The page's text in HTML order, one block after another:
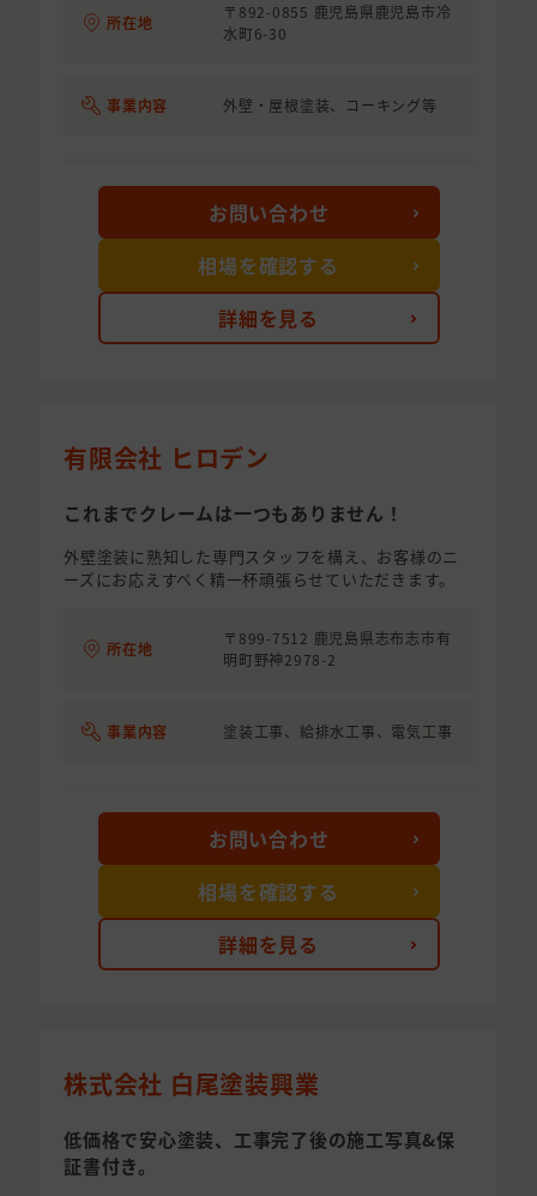
所在地
〒892-0855 鹿児島県鹿児島市冷
水町6-30
事業内容 外壁・屋根塗装、コーキング等
詳細を見る
お問い合わせ
相場を確認する
有限会社 ヒロデン
これまでクレームは一つもありません！
外壁塗装に熟知した専門スタッフを構え、お客様のニ
ーズにお応えすべく精一杯頑張らせていただきます。
所在地
〒899-7512 鹿児島県志布志市有
明町野神2978-2
事業内容 塗装工事、給排水工事、電気工事
詳細を見る
お問い合わせ
相場を確認する
株式会社 白尾塗装興業
低価格で安心塗装、工事完了後の施工写真&保
証書付き。